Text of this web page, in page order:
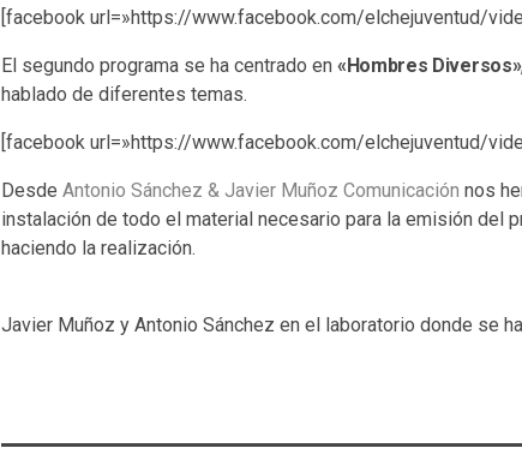
[facebook url=»https://www.facebook.com/elchejuventud/
El segundo programa se ha centrado en «Hombres Diversos»
hablado de diferentes temas.
[facebook url=»https://www.facebook.com/elchejuventud/
Desde Antonio Sánchez & Javier Muñoz Comunicación nos
instalación de todo el material necesario para la emisión del
haciendo la realización.
Javier Muñoz y Antonio Sánchez en el laboratorio donde se